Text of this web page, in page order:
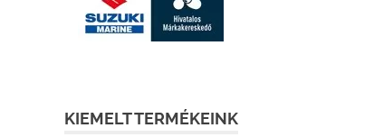
KIEMELT TERMÉKEINK